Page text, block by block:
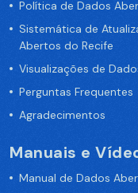
Política de Dados
Sistemática de
Abertos do Recife
Visualizações de
Perguntas Frequentes
Agradecimentos
Manuais e
Manual de Dados